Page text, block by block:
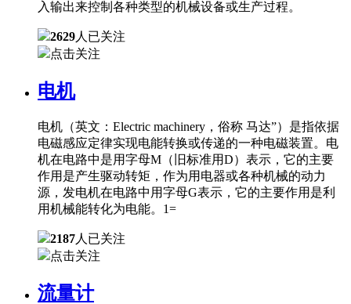
入输出来控制各种类型的机械设备或生产过程。
2629人已关注
点击关注
电机
电机（英文：Electric machinery，俗称 马达”）是指依据
电磁感应定律实现电能转换或传递的一种电磁装置。电
机在电路中是用字母M（旧标准用D）表示，它的主要
作用是产生驱动转矩，作为用电器或各种机械的动力
源，发电机在电路中用字母G表示，它的主要作用是利
用机械能转化为电能。1=
2187人已关注
点击关注
流量计